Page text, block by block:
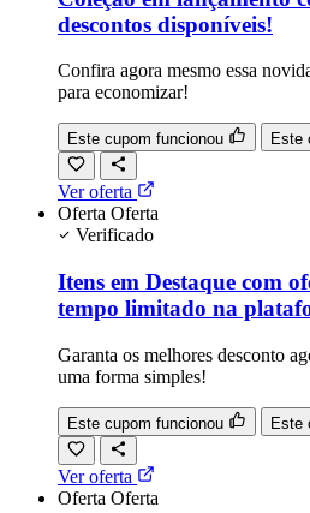
descontos disponíveis!
Confira agora mesmo essa
para economizar!
Este cupom funcionou Este
Ver oferta
Oferta Oferta
Verificado
Itens em Destaque com
tempo limitado na
Garanta os melhores desconto
uma forma simples!
Este cupom funcionou Este
Ver oferta
Oferta Oferta